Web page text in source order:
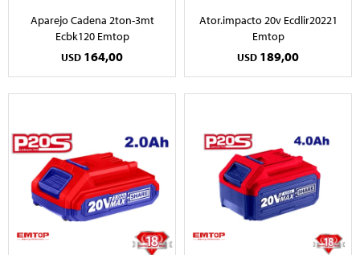
Aparejo Cadena 2ton-3mt
Ecbk120 Emtop
USD 164,00
Ator.impacto 20v Ecdlir20221
Emtop
USD 189,00